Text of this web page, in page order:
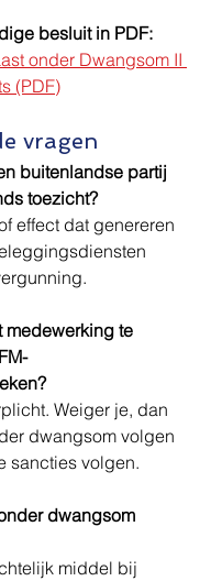
besluit in PDF:
onder Dwangsom II
(PDF)
vragen
buitenlandse partij
toezicht?
effect dat genereren
medewerking te
Weiger je, dan
dwangsom volgen
sancties volgen.
dwangsom
middel bij